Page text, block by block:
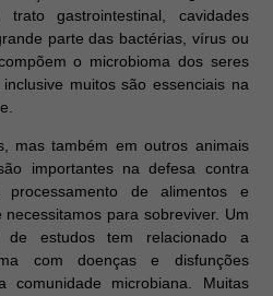
gastrointestinal, cavidades
parte das bactérias, vírus ou
o microbioma dos seres
muitos são essenciais na
mas também em outros animais
importantes na defesa contra
processamento de alimentos e
para sobreviver. Um
estudos tem relacionado a
com doenças e disfunções
comunidade microbiana. Muitas